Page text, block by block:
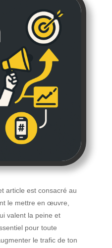
article est consacré au
le mettre en œuvre,
valent la peine et
pour toute
le trafic de ton